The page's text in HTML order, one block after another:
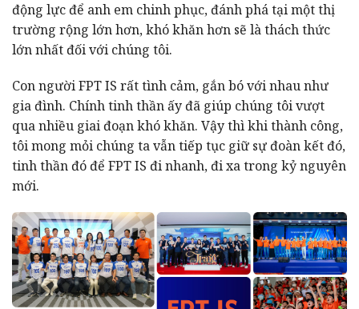
động lực để anh em chinh phục, đánh phá tại một thị
trường rộng lớn hơn, khó khăn hơn sẽ là thách thức
lớn nhất đối với chúng tôi.
Con người FPT IS rất tình cảm, gắn bó với nhau như
gia đình. Chính tinh thần ấy đã giúp chúng tôi vượt
qua nhiều giai đoạn khó khăn. Vậy thì khi thành công,
tôi mong mỏi chúng ta vẫn tiếp tục giữ sự đoàn kết đó,
tinh thần đó để FPT IS đi nhanh, đi xa trong kỷ nguyên
mới.